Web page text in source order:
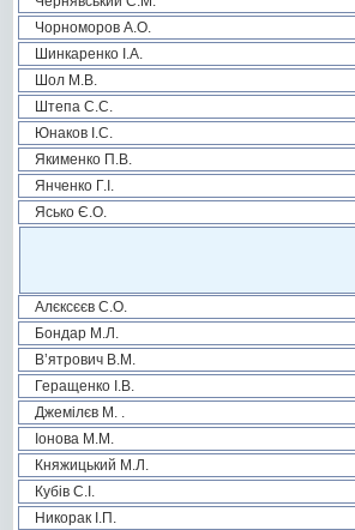
Чорноморов А.О.
Шинкаренко І.А.
Шол М.В.
Штепа С.С.
Юнаков І.С.
Якименко П.В.
Янченко Г.І.
Ясько Є.О.
Алєксєєв С.О.
Бондар М.Л.
В’ятрович В.М.
Геращенко І.В.
Джемілєв М. .
Іонова М.М.
Княжицький М.Л.
Кубів С.І.
Никорак І.П.